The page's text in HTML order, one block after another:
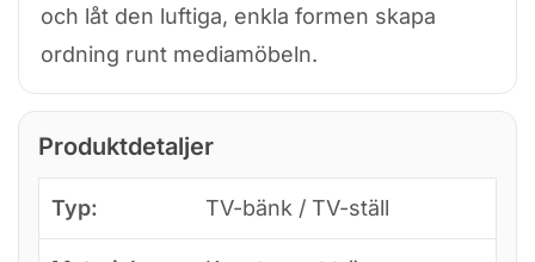
och låt den luftiga, enkla formen skapa
ordning runt mediamöbeln.
Produktdetaljer
Typ: TV-bänk / TV-ställ